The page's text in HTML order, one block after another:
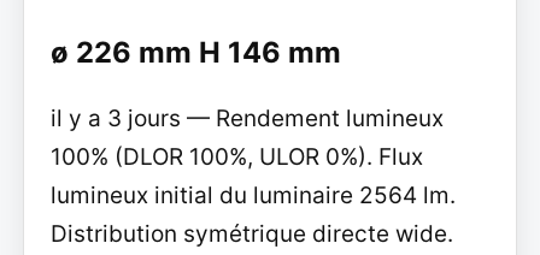
ø 226 mm H 146 mm
il y a 3 jours — Rendement lumineux
100% (DLOR 100%, ULOR 0%). Flux
lumineux initial du luminaire 2564 lm.
Distribution symétrique directe wide.